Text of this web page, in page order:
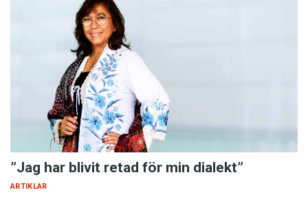
”Jag har blivit retad för min dialekt”
ARTIKLAR